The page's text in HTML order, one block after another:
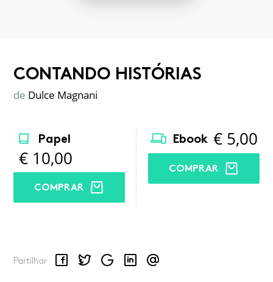
CONTANDO HISTÓRIAS
de Dulce Magnani
Papel
€ 10,00
COMPRAR
Ebook € 5,00
COMPRAR
Partilhar
FacebookTwitterGoogle LinkedInEmail